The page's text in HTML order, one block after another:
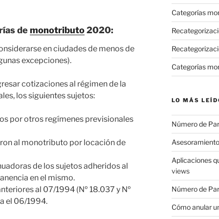
de monotributo2020:
en ciudades de menos de
excepciones).
cotizaciones al régimen de la
los siguientes sujetos:
por otros regímenes previsionales
al monotributo por locación de
de los sujetos adheridos al
en el mismo.
al 07/1994 (Nº 18.037 y Nº
el 06/1994.
Categorías
Categorías
LO MÁS
Número de
Aplicaciones
views
Número de
Cómo anular